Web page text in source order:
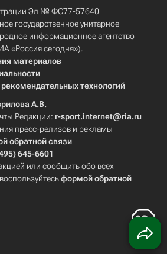
Эл № ФС77-57640
государственное унитарное
информационное агентство
«Россия сегодня»).
материалов
технологий
А.В.
Редакции: r-sport.internet@ria.ru
пресс-релизов и рекламы
обратной связи
645-6601
или сообщить обо всех
формой обратной